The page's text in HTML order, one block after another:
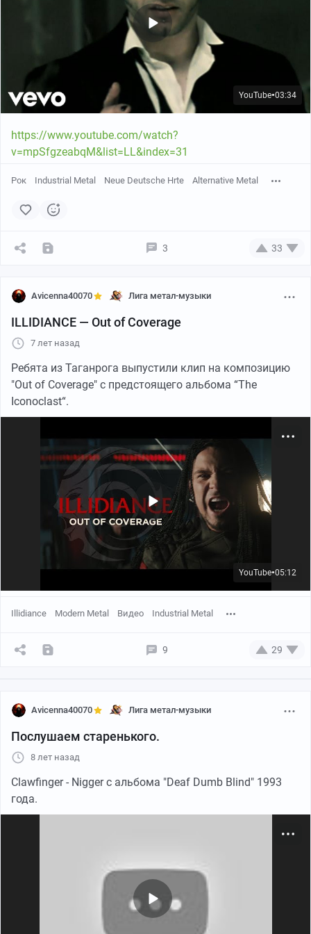
YouTube●05:08
YouTube●03:12
05:03
YouTube●03:34
https://www.youtube.com/watch?
v=mpSfgzeabqM&list=LL&index=31
Рок Industrial Metal Neue Deutsche Hrte Alternative Metal
3 33
Avicenna40070 Лига метал-музыки
ILLIDIANCE — Out of Coverage
7 лет назад
Ребята из Таганрога выпустили клип на композицию
"Out of Coverage" с предстоящего альбома “The
Iconoclast“.
YouTube●05:12
Illidiance Modern Metal Видео Industrial Metal
9 29
Avicenna40070 Лига метал-музыки
Послушаем старенького.
8 лет назад
Clawfinger - Nigger с альбома "Deaf Dumb Blind" 1993
года.